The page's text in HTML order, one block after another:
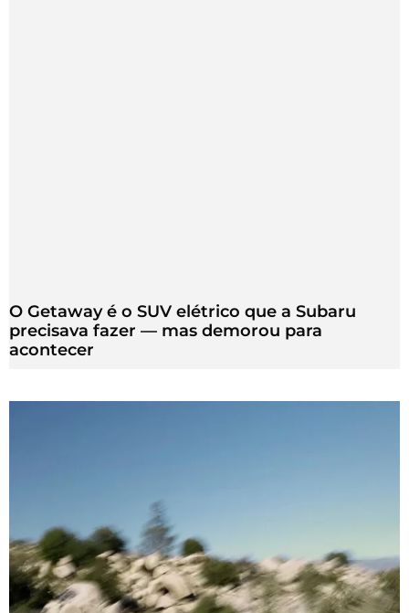
O Getaway é o SUV elétrico que a Subaru
precisava fazer — mas demorou para
acontecer